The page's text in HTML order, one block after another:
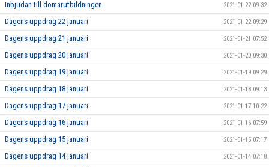
Inbjudan till domarutbildningen 2021-01-22 09:32
Dagens uppdrag 22 januari 2021-01-22 09:29
Dagens uppdrag 21 januari 2021-01-21 07:52
Dagens uppdrag 20 januari 2021-01-20 09:30
Dagens uppdrag 19 januari 2021-01-19 09:29
Dagens uppdrag 18 januari 2021-01-18 09:13
Dagens uppdrag 17 januari 2021-01-17 10:22
Dagens uppdrag 16 januari 2021-01-16 07:59
Dagens uppdrag 15 januari 2021-01-15 07:17
Dagens uppdrag 14 januari 2021-01-14 07:18